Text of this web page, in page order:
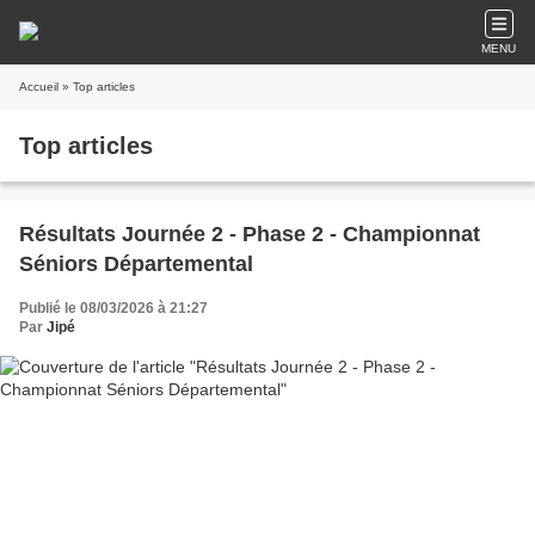
MENU
Accueil » Top articles
Top articles
Résultats Journée 2 - Phase 2 - Championnat
Séniors Départemental
Publié le 08/03/2026 à 21:27
Par Jipé